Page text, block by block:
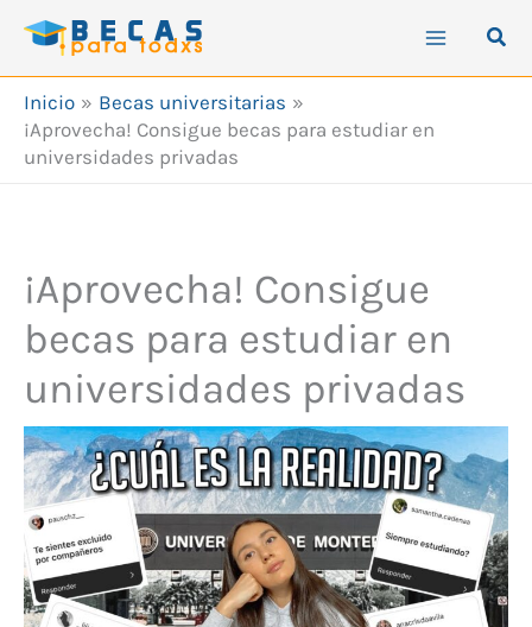
Inicio
Becas universitarias
¡Aprovecha! Consigue becas para estudiar en
universidades privadas
¡Aprovecha! Consigue
becas para estudiar en
universidades privadas